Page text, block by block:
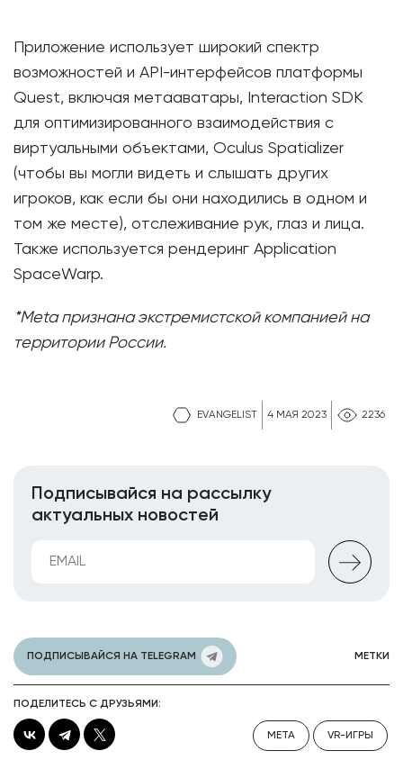
EVANGELIST 4 МАЯ 2023 2236
Приложение использует широкий спектр
возможностей и API-интерфейсов платформы
Quest, включая метааватары, Interaction SDK
для оптимизированного взаимодействия с
виртуальными объектами, Oculus Spatializer
(чтобы вы могли видеть и слышать других
игроков, как если бы они находились в одном и
том же месте), отслеживание рук, глаз и лица.
Также используется рендеринг Application
SpaceWarp.
*Meta признана экстремистской компанией на
территории России.
Подписывайся на рассылку
актуальных новостей
ПОДПИСЫВАЙСЯ НА TELEGRAM МЕТКИ
ПОДЕЛИТЕСЬ С ДРУЗЬЯМИ:
META VR-ИГРЫ